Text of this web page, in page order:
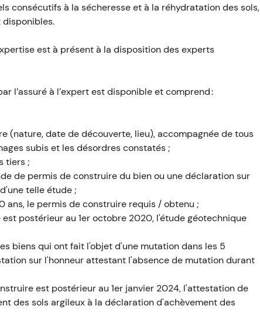
consécutifs à la sécheresse et à la réhydratation des sols,
est à présent à la disposition des experts
l’assuré à l’expert est disponible et comprend :
(nature, date de découverte, lieu), accompagnée de tous
subis et les désordres constatés ;
tiers ;
de permis de construire du bien ou une déclaration sur
telle étude ;
ans, le permis de construire requis / obtenu ;
postérieur au 1er octobre 2020, l'étude géotechnique
biens qui ont fait l'objet d'une mutation dans les 5
sur l'honneur attestant l'absence de mutation durant
est postérieur au 1er janvier 2024, l'attestation de
des sols argileux à la déclaration d'achèvement des